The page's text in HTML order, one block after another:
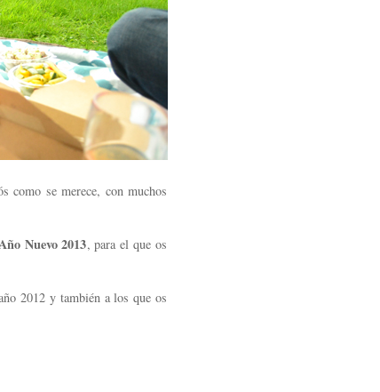
como se merece, con muchos
Nuevo 2013, para el que os
2012 y también a los que os